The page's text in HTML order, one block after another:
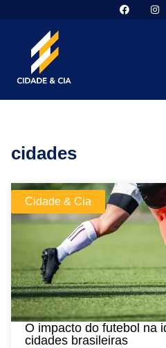
cidades
Cidade & Cia
O impacto do futebol na
cidades brasileiras